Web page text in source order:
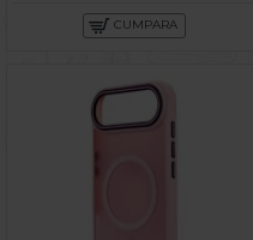
CUMPARA